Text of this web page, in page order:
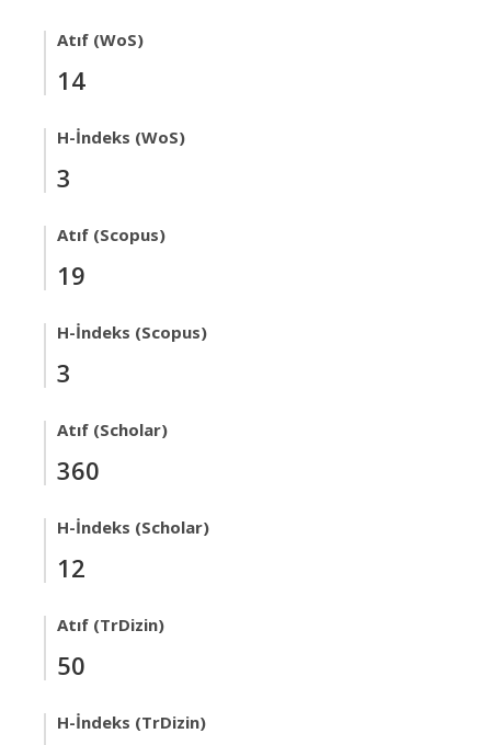
Atıf (WoS)
14
H-İndeks (WoS)
3
Atıf (Scopus)
19
H-İndeks (Scopus)
3
Atıf (Scholar)
360
H-İndeks (Scholar)
12
Atıf (TrDizin)
50
H-İndeks (TrDizin)